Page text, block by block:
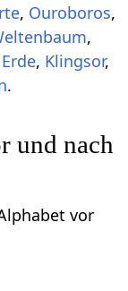
, Ouroboros,
,
, Klingsor,
.
und nach
vor